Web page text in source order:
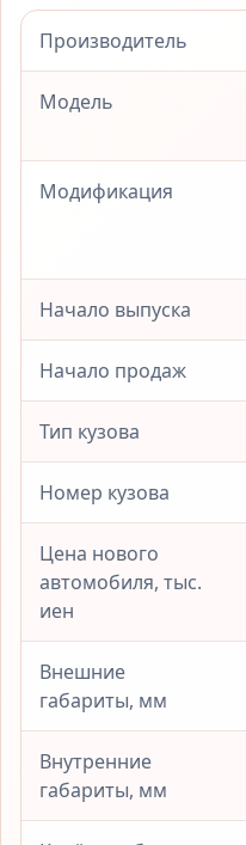
Производитель
Модель
Модификация
Начало выпуска
Начало продаж
Тип кузова
Номер кузова
Цена нового
автомобиля, тыс.
иен
Внешние
габариты, мм
Внутренние
габариты, мм